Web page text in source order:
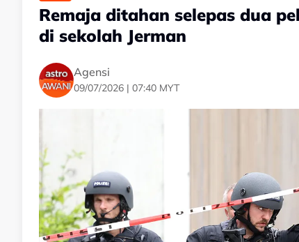
Remaja ditahan selepas dua
di sekolah Jerman
Agensi
09/07/2026 | 07:40 MYT